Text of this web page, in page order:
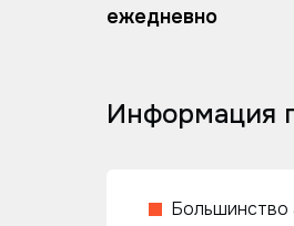
ежедневно
Информация
Большинство